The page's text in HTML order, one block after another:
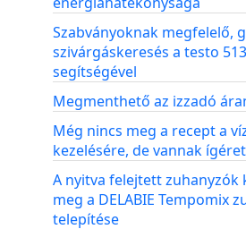
Szabványoknak megfelelő,
szivárgáskeresés a testo
segítségével
Megmenthető az izzadó
Még nincs meg a recept a
kezelésére, de vannak
A nyitva felejtett zuhanyzók
meg a DELABIE Tempomix
telepítése